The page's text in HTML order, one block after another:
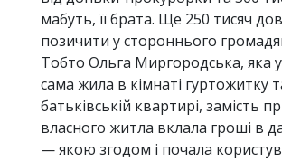
мабуть, її брата. Ще 250 тисяч
позичити у стороннього
Тобто Ольга Миргородська, яка
сама жила в кімнаті гуртожитку
батьківській квартирі, замість
власного житла вклала гроші в
— якою згодом і почала